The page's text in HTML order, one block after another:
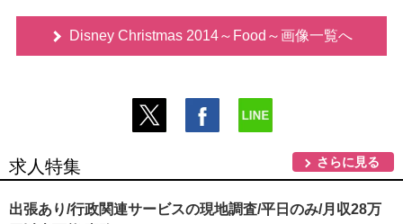
Disney Christmas 2014～Food～画像一覧へ
求人特集 さらに見る
出張あり/行政関連サービスの現地調査/平日のみ/月収28万